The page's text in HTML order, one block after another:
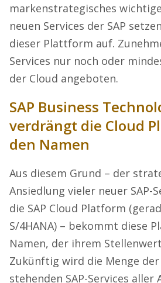
markenstrategisches
neuen Services der SAP
dieser Plattform auf.
Services nur noch oder
der Cloud angeboten.
SAP Business
verdrängt die Cloud
den Namen
Aus diesem Grund – der
Ansiedlung vieler neuer SAP-
die SAP Cloud Platform
S/4HANA) – bekommt diese
Namen, der ihrem
Zukünftig wird die Menge
stehenden SAP-Services